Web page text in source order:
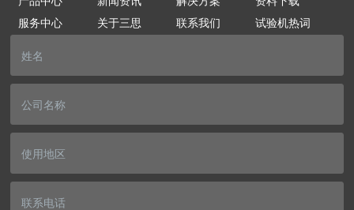
服务中心
关于三思 联系我们 试验机热词